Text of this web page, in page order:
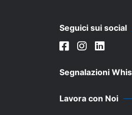
Seguici sui social
Segnalazioni
Lavora con Noi